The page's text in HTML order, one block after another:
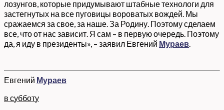
лозунгов, которые придумывают штабные технологи для
застегнутых на все пуговицы вороватых вождей. Мы
сражаемся за свое, за наше. За Родину. Поэтому сделаем
все, что от нас зависит. Я сам – в первую очередь. Поэтому
да, я иду в президенты», – заявил Евгений Мураев
Евгений Мураев
в субботу